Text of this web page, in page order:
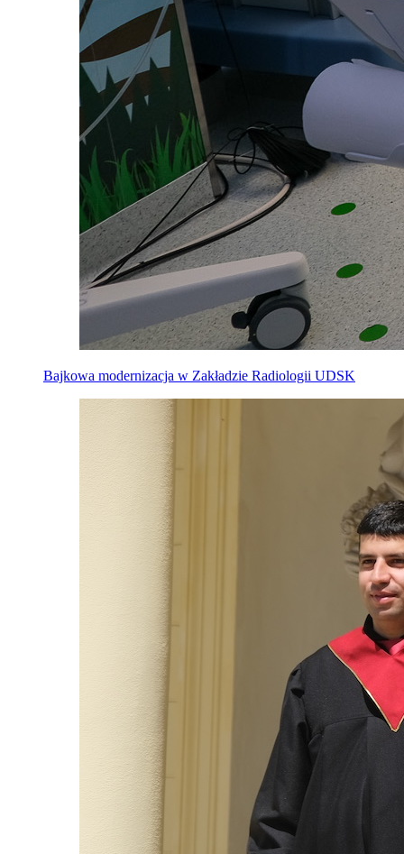
Bajkowa modernizacja w Zakładzie Radiologii UDSK